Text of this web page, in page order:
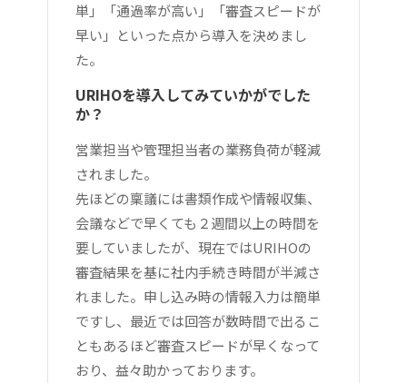
単」「通過率が高い」「審査スピードが
早い」といった点から導入を決めまし
た。
URIHOを導入してみていかがでした
か？
営業担当や管理担当者の業務負荷が軽減
されました。
先ほどの稟議には書類作成や情報収集、
会議などで早くても２週間以上の時間を
要していましたが、現在ではURIHOの
審査結果を基に社内手続き時間が半減さ
れました。申し込み時の情報入力は簡単
ですし、最近では回答が数時間で出るこ
ともあるほど審査スピードが早くなって
おり、益々助かっております。